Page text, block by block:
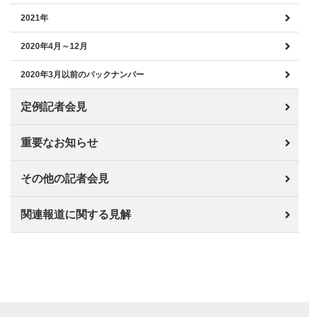
2021年
2020年4月～12月
2020年3月以前のバックナンバー
定例記者会見
重要なお知らせ
その他の記者会見
関連報道に関する見解